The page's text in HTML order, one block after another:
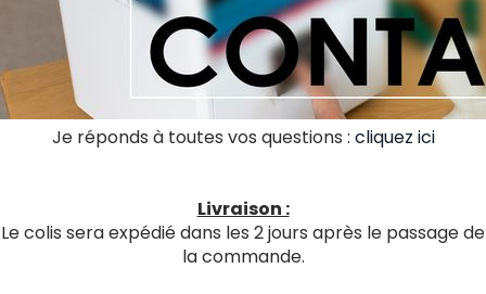
Je réponds à toutes vos questions : cliquez ici
Livraison :
Le colis sera expédié dans les 2 jours après le passage de
la commande.